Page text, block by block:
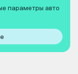
параметры авто